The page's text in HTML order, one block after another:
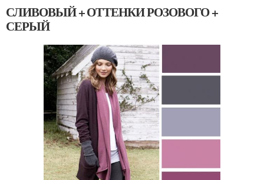
СЛИВОВЫЙ + ОТТЕНКИ РОЗОВОГО +
СЕРЫЙ